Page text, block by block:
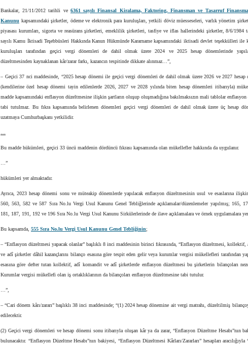
Bankalar, 21/11/2012 tarihli ve 6361 sayılı Finansal Kiralama, Faktoring, Finansman ve Tasarruf
Kanunu kapsamındaki şirketler, ödeme ve elektronik para kuruluşları, yetkili döviz müesseseleri, varlık yönetim
piyasası kurumları, sigorta ve reasürans şirketleri, emeklilik şirketleri, tasfiye ve iflas hallerindeki şirketler, 8/6/1984
sayılı Kamu İktisadi Teşebbüsleri Hakkında Kanun Hükmünde Kararname kapsamındaki iktisadi devlet teşekkülleri ile
kuruluşları tarafından geçici vergi dönemleri de dahil olmak üzere 2024 ve 2025 hesap dönemlerinde
düzeltmesinden kaynaklanan kâr/zarar farkı, kazancın tespitinde dikkate alınmaz…”,
– Geçici 37 nci maddesinde, “2025 hesap dönemi ile geçici vergi dönemleri de dahil olmak üzere 2026 ve 2027 hesap
(kendilerine özel hesap dönemi tayin edilenlerde 2026, 2027 ve 2028 yılında biten hesap dönemleri itibarıyla)
madde kapsamındaki enflasyon düzeltmesine ilişkin şartların oluşup oluşmadığına bakılmaksızın mali tablolar
tabi tutulmaz. Bu fıkra kapsamında belirlenen dönemleri geçici vergi dönemleri de dahil olmak üzere üç hesap
uzatmaya Cumhurbaşkanı yetkilidir.
Bu madde hükümleri, geçici 33 üncü maddenin dördüncü fıkrası kapsamında olan mükellefler hakkında da uygulanır.
…”
hükümleri yer almaktadır.
Ayrıca, 2023 hesap dönemi sonu ve müteakip dönemlerde yapılacak enflasyon düzeltmesinin usul ve esaslarına
560, 563, 582 ve 587 Sıra No.lu Vergi Usul Kanunu Genel Tebliğlerinde açıklamalar/düzenlemeler yapılmış; 165,
181, 187, 191, 192 ve 196 Sıra No.lu Vergi Usul Kanunu Sirkülerlerinde de ilave açıklamalara ve örnek uygulamalara
Bu kapsamda, 555 Sıra No.lu Vergi Usul Kanunu Genel Tebliğinin;
– “Enflasyon düzeltmesi yapacak olanlar” başlıklı 8 inci maddesinin birinci fıkrasında, “Enflasyon düzeltmesi,
ve adî şirketler dâhil kazançlarını bilanço esasına göre tespit eden gelir veya kurumlar vergisi mükellefleri tarafından
esasına göre defter tutan kollektif, adî komandit ve adî şirketlerde enflasyon düzeltmesi bu şirketlerin bilançoları
Kurumlar vergisi mükellefi olan iş ortaklıklarının da bilançoları enflasyon düzeltmesine tabi tutulur.
…”,
– “Cari dönem kârı/zararı” başlıklı 38 inci maddesinde; “(1) 2024 hesap dönemine ait vergi matrahı, düzeltilmiş
edilecektir.
(2) Geçici vergi dönemleri ve hesap dönemi sonu itibarıyla oluşan kâr ya da zarar, “Enflasyon Düzeltme Hesabı”nın
bulunacaktır. “Enflasyon Düzeltme Hesabı”nın bakiyesi, “Enflasyon Düzeltmesi Kârları/Zararları” hesapları aracılığıyla